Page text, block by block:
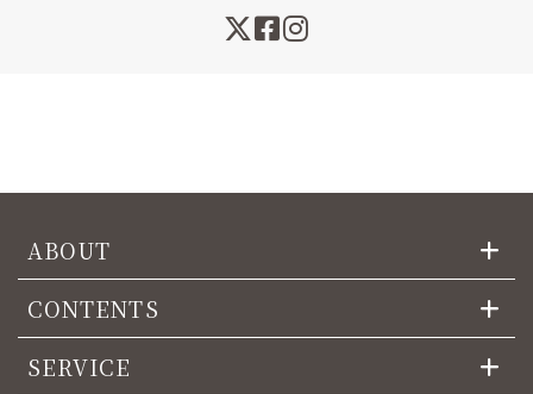
ABOUT
CONTENTS
SERVICE